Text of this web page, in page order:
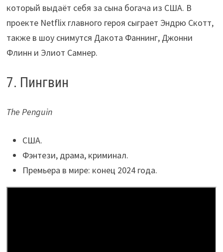
который выдаёт себя за сына богача из США. В
проекте Netflix главного героя сыграет Эндрю Скотт,
также в шоу снимутся Дакота Фаннинг, Джонни
Флинн и Элиот Самнер.
7. Пингвин
The Penguin
США.
Фэнтези, драма, криминал.
Премьера в мире: конец 2024 года.